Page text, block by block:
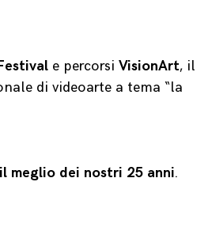
e percorsi VisionArt, il
di videoarte a tema “la
il meglio dei nostri 25 anni.